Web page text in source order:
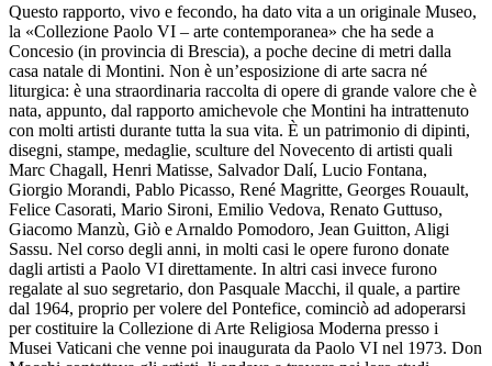
Questo rapporto, vivo e fecondo, ha dato vita a un originale Museo,
la «Collezione Paolo VI – arte contemporanea» che ha sede a
Concesio (in provincia di Brescia), a poche decine di metri dalla
casa natale di Montini. Non è un’esposizione di arte sacra né
liturgica: è una straordinaria raccolta di opere di grande valore che è
nata, appunto, dal rapporto amichevole che Montini ha intrattenuto
con molti artisti durante tutta la sua vita. È un patrimonio di dipinti,
disegni, stampe, medaglie, sculture del Novecento di artisti quali
Marc Chagall, Henri Matisse, Salvador Dalí, Lucio Fontana,
Giorgio Morandi, Pablo Picasso, René Magritte, Georges Rouault,
Felice Casorati, Mario Sironi, Emilio Vedova, Renato Guttuso,
Giacomo Manzù, Giò e Arnaldo Pomodoro, Jean Guitton, Aligi
Sassu. Nel corso degli anni, in molti casi le opere furono donate
dagli artisti a Paolo VI direttamente. In altri casi invece furono
regalate al suo segretario, don Pasquale Macchi, il quale, a partire
dal 1964, proprio per volere del Pontefice, cominciò ad adoperarsi
per costituire la Collezione di Arte Religiosa Moderna presso i
Musei Vaticani che venne poi inaugurata da Paolo VI nel 1973. Don